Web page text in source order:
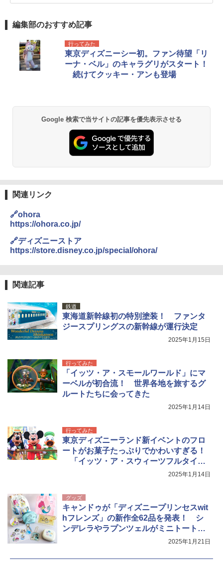
編集部のおすすめ記事
行ってみた
東京ディズニーシー初。ファン待望「リ
ーナ・ベル」のキャラグリがスタート！
続けてクッキー・アンも登場
Google 検索で当サイトの記事を優先表示させる
関連リンク
🔗ohora
https://ohora.co.jp/
🔗ディズニーストア
https://store.disney.co.jp/special/ohora/
関連記事
鉄道
東海道新幹線初の特別塗装！ ファンタ
ジースプリングスの新幹線が運行決定
2025年1月15日
行ってみた
「イッツ・ア・スモールワールド」にマ
ーベルが初合流！ 世界各地を旅するグ
ルートたちに会ってきた
2025年1月14日
行ってみた
東京ディズニーランド新イベントのフロ
ートがお菓子たっぷりでかわいすぎる！
「イッツ・ア・スウィーツフルタイ
2025年1月14日
グッズ
キャンドゥが「ディズニープリンセスwit
hフレンズ」の新作全62品を発表！ シ
ンデレラやラプンツェルがミニトートや
2025年1月21日